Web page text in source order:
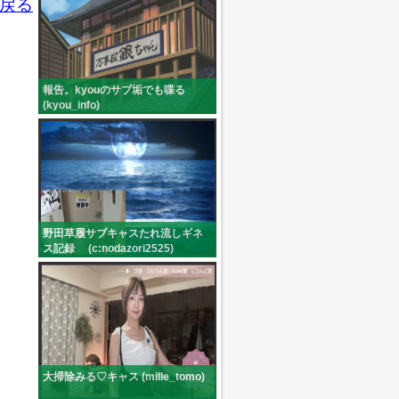
る
報告。kyouのサブ垢でも喋る
(kyou_info)
野田草履サブキャスたれ流しギネ
ス記録 (c:nodazori2525)
大掃除みる♡キャス (mille_tomo)